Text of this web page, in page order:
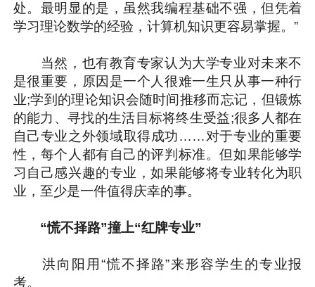
处。最明显的是，虽然我编程基础不强，但凭着
学习理论数学的经验，计算机知识更容易掌握。”
当然，也有教育专家认为大学专业对未来不
是很重要，原因是一个人很难一生只从事一种行
业;学到的理论知识会随时间推移而忘记，但锻炼
的能力、寻找的生活目标将终生受益;很多人都在
自己专业之外领域取得成功……对于专业的重要
性，每个人都有自己的评判标准。但如果能够学
习自己感兴趣的专业，如果能够将专业转化为职
业，至少是一件值得庆幸的事。
“慌不择路”撞上“红牌专业”
洪向阳用“慌不择路”来形容学生的专业报
考。